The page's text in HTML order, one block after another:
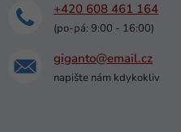
+420 608 461 164
(po-pá: 9:00 - 16:00)
giganto@email.cz
napište nám kdykokliv